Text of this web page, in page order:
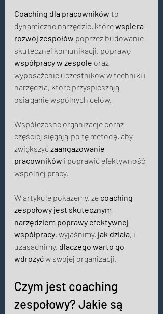
Coaching dla pracowników to
dynamiczne narzędzie, które wspiera
rozwój zespołów poprzez budowanie
skutecznej komunikacji, poprawę
współpracy w zespole oraz
wyposażenie uczestników w techniki i
narzędzia, które przyspieszają
osiąganie wspólnych celów.
Współczesne organizacje coraz
częściej sięgają po tę metodę, aby
zwiększyć zaangażowanie
pracowników i poprawić efektywność
wspólnej pracy.
W artykule pokażemy, że coaching
zespołowy jest skutecznym
narzędziem poprawy efektywnej
współpracy, wyjaśnimy, jak działa, i
uzasadnimy, dlaczego warto go
wdrożyć w swojej organizacji.
Czym jest coaching
zespołowy? Jakie są